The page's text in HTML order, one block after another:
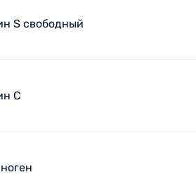
S свободный
С